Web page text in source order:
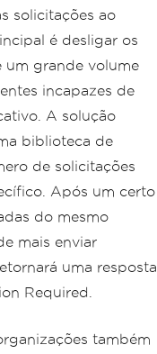
solicitações ao
é desligar os
um grande volume
incapazes de
A solução
biblioteca de
de solicitações
Após um certo
do mesmo
mais enviar
uma resposta
Required.
também